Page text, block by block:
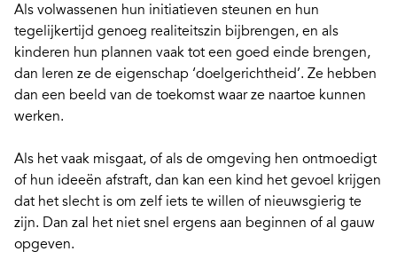
Als volwassenen hun initiatieven steunen en hun
tegelijkertijd genoeg realiteitszin bijbrengen, en als
kinderen hun plannen vaak tot een goed einde brengen,
dan leren ze de eigenschap ‘doelgerichtheid’. Ze hebben
dan een beeld van de toekomst waar ze naartoe kunnen
werken.
Als het vaak misgaat, of als de omgeving hen ontmoedigt
of hun ideeën afstraft, dan kan een kind het gevoel krijgen
dat het slecht is om zelf iets te willen of nieuwsgierig te
zijn. Dan zal het niet snel ergens aan beginnen of al gauw
opgeven.